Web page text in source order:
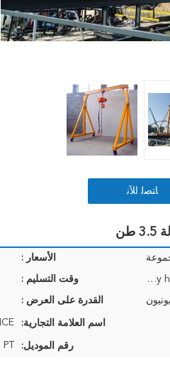
ﺎﺘﺼﻟ ﺍﻶﻧ
الأسعار :
<i>Electrical, hoist and other parts packed by high quality plywood crate;</i> <b>أجزاء كهربائية ورا وقت التسليم :
القدرة على العرض :
اسم العلامة التجارية:
رقم الموديل: PT